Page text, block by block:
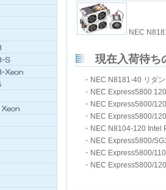
NEC
現在入荷待ち
・ NEC N8181-40 リダ
・ NEC Express5800
・ NEC Express5800/
・ NEC Express5800/
・ NEC N8104-120 Intel
・ NEC Express5800/
・ NEC Express5800/
・ NEC Express5800/